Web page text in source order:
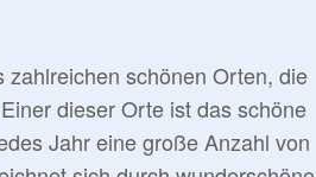
zahlreichen schönen Orten, die
dieser Orte ist das schöne
Jahr eine große Anzahl von